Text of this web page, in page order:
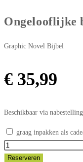
Ongelooflijke
Graphic Novel Bijbel
€ 35,99
Beschikbaar via nabestelling
graag inpakken als
Ongelooflijke
bijbelverhalen
Reserveren